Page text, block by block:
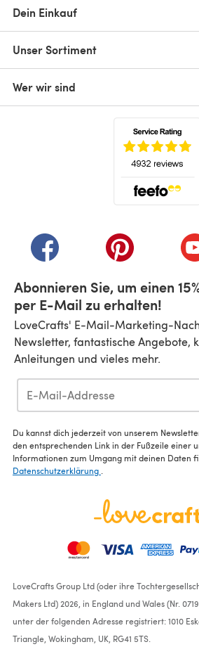
Dein Einkauf
Unser Sortiment
Wer wir sind
(öffnet sich in einem neuen
(öffnet sich in
Abonnieren Sie, um einen
per E-Mail zu erhalten!
LoveCrafts' E-Mail-Marketing-
Newsletter, fantastische Angebote,
Anleitungen und vieles mehr.
Du kannst dich jederzeit von unserem
den entsprechenden Link in der Fußzeile einer
Informationen zum Umgang mit deinen Daten
Datenschutzerklärung
LoveCrafts Group Ltd (oder ihre
Makers Ltd) 2026, in England und Wales (Nr.
unter der folgenden Adresse registriert: 1010
Triangle, Wokingham, UK, RG41 5TS.